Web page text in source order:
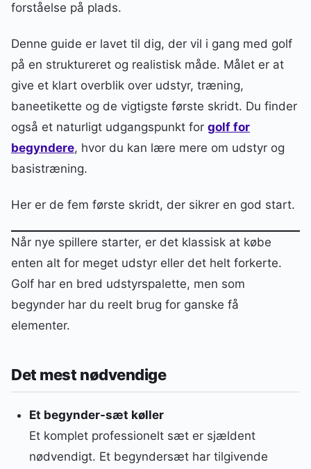
forståelse på plads.
Denne guide er lavet til dig, der vil i gang med golf
på en struktureret og realistisk måde. Målet er at
give et klart overblik over udstyr, træning,
baneetikette og de vigtigste første skridt. Du finder
også et naturligt udgangspunkt for golf for
begyndere, hvor du kan lære mere om udstyr og
basistræning.
Her er de fem første skridt, der sikrer en god start.
Når nye spillere starter, er det klassisk at købe
enten alt for meget udstyr eller det helt forkerte.
Golf har en bred udstyrspalette, men som
begynder har du reelt brug for ganske få
elementer.
Det mest nødvendige
Et begynder-sæt køller
Et komplet professionelt sæt er sjældent
nødvendigt. Et begyndersæt har tilgivende